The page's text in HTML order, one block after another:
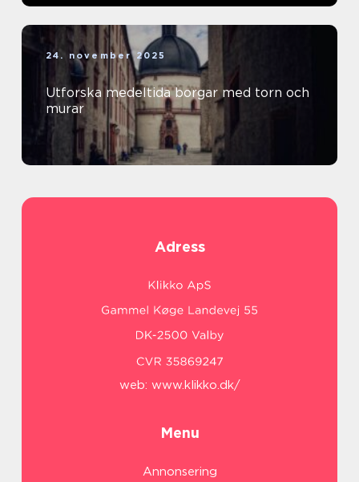
24. november 2025
Utforska medeltida borgar med torn och
murar
Adress
web: www.klikko.dk/
Menu
Annonsering